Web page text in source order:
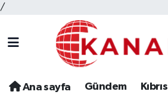
/
Ana sayfa Gündem Kıbrıs